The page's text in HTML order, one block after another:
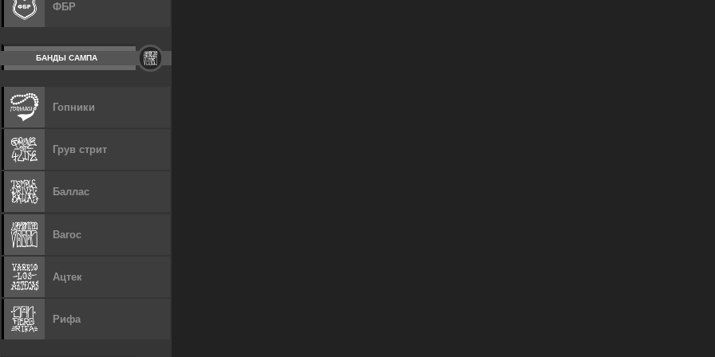
ФБР
БАНДЫ САМПА
Гопники
Грув стрит
Баллас
Вагос
Ацтек
Рифа